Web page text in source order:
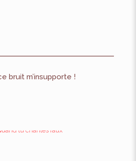
bruit m’insupporte !